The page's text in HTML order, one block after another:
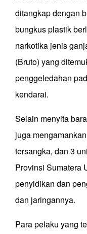
ditangkap dengan
bungkus plastik
narkotika jenis
(Bruto) yang
penggeledahan
kendarai.
Selain menyita
juga
tersangka, dan 3
Provinsi Sumatera
penyidikan dan
dan jaringannya.
Para pelaku yang